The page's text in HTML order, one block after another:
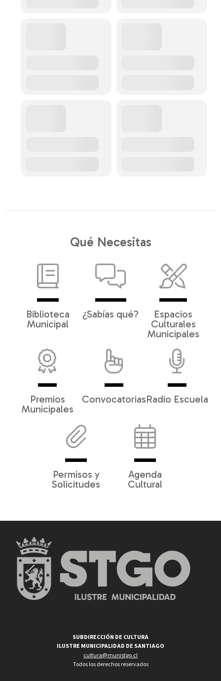
Qué Necesitas
Biblioteca
Municipal
¿Sabías qué?
Espacios
Culturales
Municipales
Premios
Municipales
ConvocatoriasRadio Escuela
Permisos y
Solicitudes
Agenda
Cultural
SUBDIRECCIÓN DE CULTURA
ILUSTRE MUNICIPALIDAD DE SANTIAGO
cultura@munistgo.cl
Todos los derechos reservados